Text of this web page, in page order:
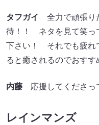
タフガイ
全力で頑張り
待！！ ネタを見て笑っ
下さい！ それでも疲れ
ると癒されるのでおすす
内藤 応援してくださっ
レインマンズ